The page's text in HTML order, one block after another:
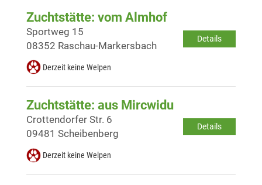
Zuchtstätte: vom Almhof
Details
Sportweg 15
08352 Raschau-Markersbach
Derzeit keine Welpen
Zuchtstätte: aus Mircwidu
Details
Crottendorfer Str. 6
09481 Scheibenberg
Derzeit keine Welpen